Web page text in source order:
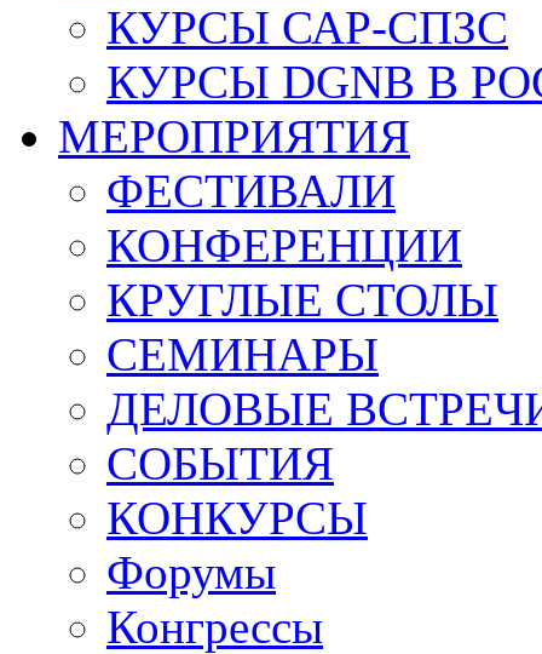
КУРСЫ САР-СПЗС
КУРСЫ DGNB В
МЕРОПРИЯТИЯ
ФЕСТИВАЛИ
КОНФЕРЕНЦИИ
КРУГЛЫЕ СТОЛЫ
СЕМИНАРЫ
ДЕЛОВЫЕ
СОБЫТИЯ
КОНКУРСЫ
Форумы
Конгрессы